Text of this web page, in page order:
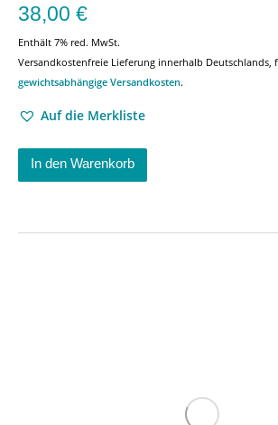
38,00 €
Enthält 7% red. MwSt.
Versandkostenfreie Lieferung innerhalb Deutschlands,
gewichtsabhängige Versandkosten.
Auf die Merkliste
In den Warenkorb